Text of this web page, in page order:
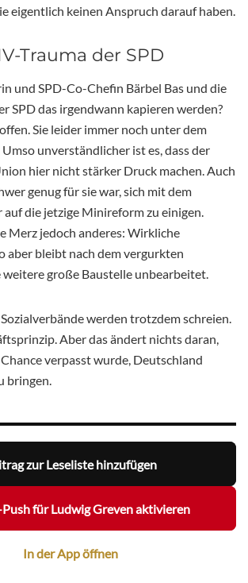
eigentlich keinen Anspruch darauf haben.
Trauma der SPD
und SPD-Co-Chefin Bärbel Bas und die
SPD das irgendwann kapieren werden?
Sie leider immer noch unter dem
unverständlicher ist es, dass der
hier nicht stärker Druck machen. Auch
genug für sie war, sich mit dem
die jetzige Minireform zu einigen.
Merz jedoch anderes: Wirkliche
aber bleibt nach dem vergurkten
weitere große Baustelle unbearbeitet.
werden trotzdem schreien.
Aber das ändert nichts daran,
verpasst wurde, Deutschland
bringen.
zur Leseliste hinzufügen
für Ludwig Greven aktivieren
In der App öffnen